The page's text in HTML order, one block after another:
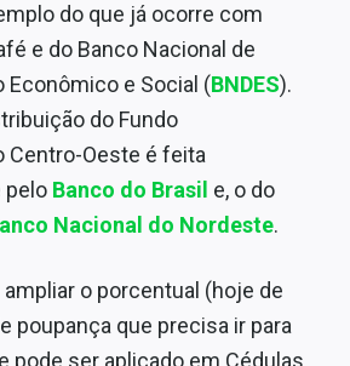
do que já ocorre com
e do Banco Nacional de
Econômico e Social (BNDES).
do Fundo
Centro-Oeste é feita
pelo Banco do Brasil e, o do
Nacional do Nordeste.
ampliar o porcentual (hoje de
poupança que precisa ir para